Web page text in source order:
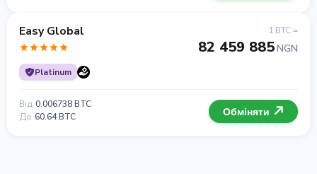
Easy Global
Platinum
1 BTC =
82 459 885NGN
Від 0.006738 BTC
До 60.64 BTC Обміняти